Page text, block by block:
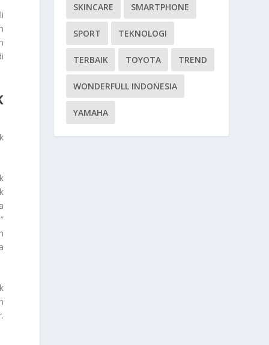
SKINCARE SMARTPHONE
SPORT TEKNOLOGI
TERBAIK TOYOTA TREND
WONDERFULL INDONESIA
YAMAHA